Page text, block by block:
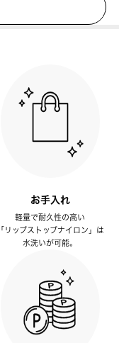
お手入れ
軽量で耐久性の高い
「リップストップナイロン」は
水洗いが可能。